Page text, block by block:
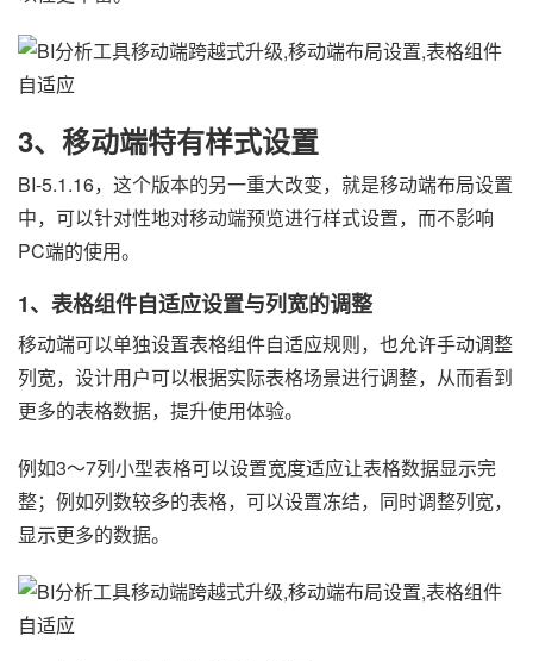
3、 移动端特有样式设置
BI-5.1.16，这个版本的另一重大改变，就是移动端布局设置
中，可以针对性地对移动端预览进行样式设置，而不影响
PC端的使用。
1、表格组件自适应设置与列宽的调整
移动端可以单独设置表格组件自适应规则，也允许手动调整
列宽，设计用户可以根据实际表格场景进行调整，从而看到
更多的表格数据，提升使用体验。
例如3～7列小型表格可以设置宽度适应让表格数据显示完
整；例如列数较多的表格，可以设置冻结，同时调整列宽，
显示更多的数据。